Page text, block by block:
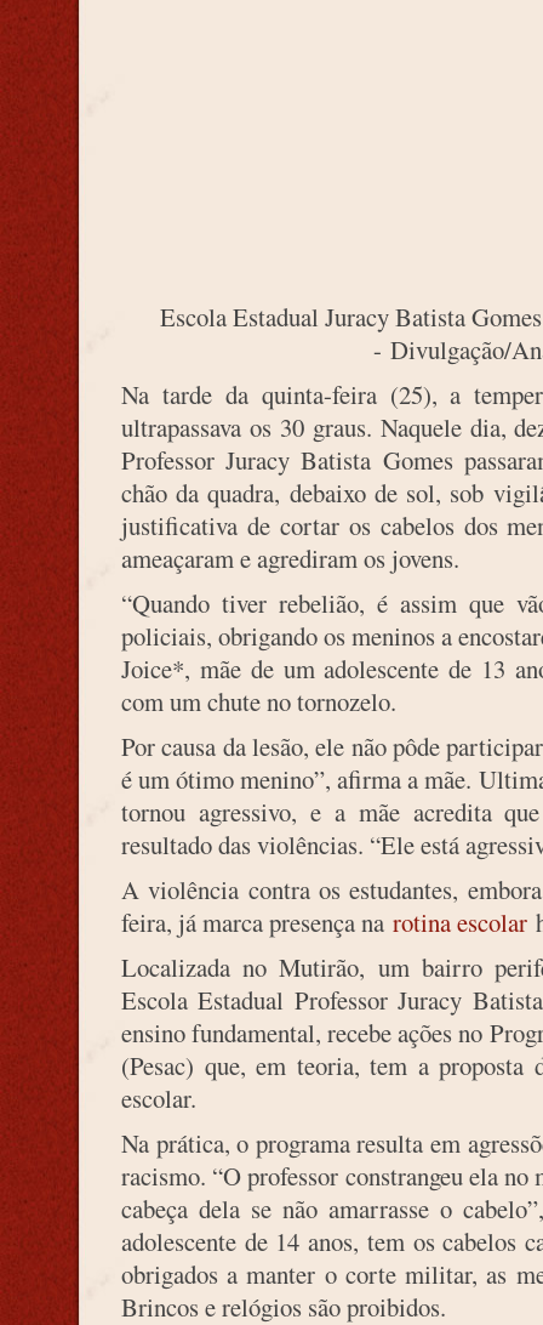
Escola Estadual Juracy Batista
- Divulgação/
Na tarde da quinta-feira (25), a
ultrapassava os 30 graus. Naquele dia,
Professor Juracy Batista Gomes
chão da quadra, debaixo de sol, sob
justificativa de cortar os cabelos dos
ameaçaram e agrediram os jovens.
“Quando tiver rebelião, é assim que
policiais, obrigando os meninos a
Joice*, mãe de um adolescente de 13
com um chute no tornozelo.
Por causa da lesão, ele não pôde
é um ótimo menino”, afirma a mãe.
tornou agressivo, e a mãe acredita
resultado das violências. “Ele está
A violência contra os estudantes,
feira, já marca presença na rotina escolar
Localizada no Mutirão, um bairro
Escola Estadual Professor Juracy
ensino fundamental, recebe ações no
(Pesac) que, em teoria, tem a
escolar.
Na prática, o programa resulta em
racismo. “O professor constrangeu ela
cabeça dela se não amarrasse o
adolescente de 14 anos, tem os cabelos
obrigados a manter o corte militar, as
Brincos e relógios são proibidos.